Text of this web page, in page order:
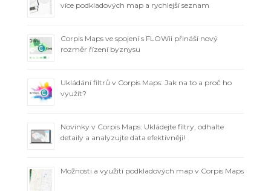
více podkladových map a rychlejší seznam
Corpis Maps ve spojení s FLOWii přináší nový
rozměr řízení byznysu
Ukládání filtrů v Corpis Maps: Jak na to a proč ho
využít?
Novinky v Corpis Maps: Ukládejte filtry, odhalte
detaily a analyzujte data efektivněji!
Možnosti a využití podkladových map v Corpis Maps